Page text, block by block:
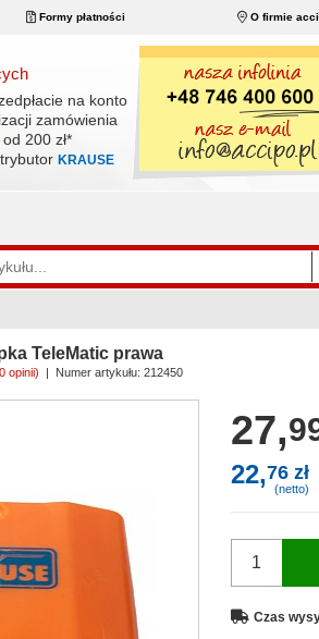
Formy płatności O firmie
na konto
zamówienia
200 zł*
KRAUSE
TeleMatic prawa
opinii) | Numer artykułu: 212450
27,
22,76 zł
(netto)
Czas